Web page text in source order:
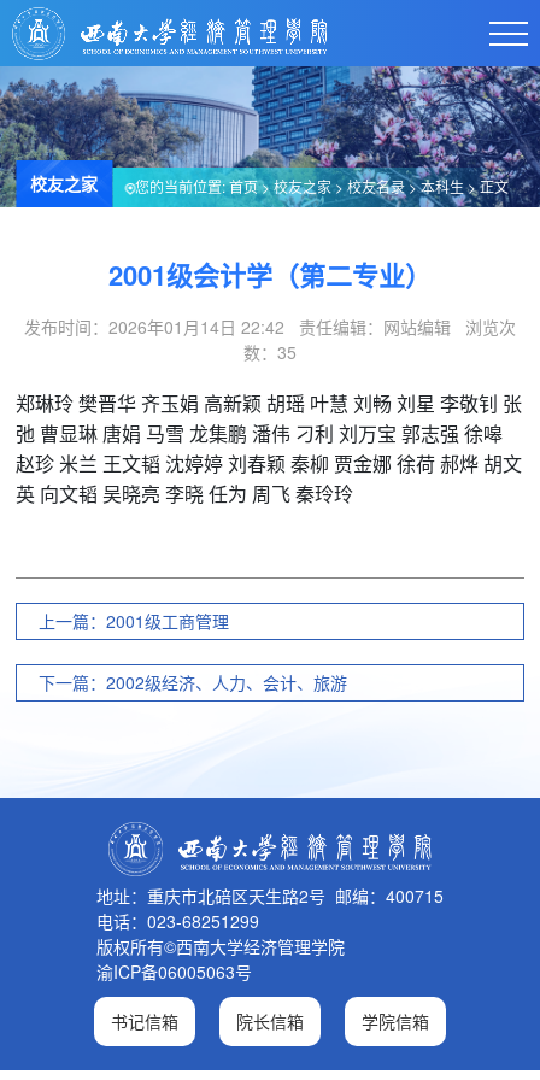
校友之家 您的当前位置:首页>校友之家>校友名录>本科生> 正文
2001级会计学（第二专业）
发布时间：2026年01月14日 22:42 责任编辑：网站编辑 浏览次
数： 35
郑琳玲 樊晋华 齐玉娟 高新颖 胡瑶 叶慧 刘畅 刘星 李敬钊 张
弛 曹显琳 唐娟 马雪 龙集鹏 潘伟 刁利 刘万宝 郭志强 徐嗥
赵珍 米兰 王文韬 沈婷婷 刘春颖 秦柳 贾金娜 徐荷 郝烨 胡文
英 向文韬 吴晓亮 李晓 任为 周飞 秦玲玲
上一篇：2001级工商管理
下一篇：2002级经济、人力、会计、旅游
地址：重庆市北碚区天生路2号 邮编：400715
电话：023-68251299
版权所有©西南大学经济管理学院
渝ICP备06005063号
书记信箱 院长信箱 学院信箱